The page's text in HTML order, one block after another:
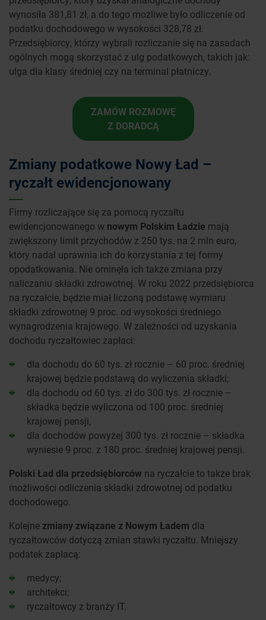
wynosiła 381,81 zł, a do tego możliwe było odliczenie od
podatku dochodowego w wysokości 328,78 zł.
Przedsiębiorcy, którzy wybrali rozliczanie się na zasadach
ogólnych mogą skorzystać z ulg podatkowych, takich jak:
ulga dla klasy średniej czy na terminal płatniczy.
ZAMÓW ROZMOWĘ
Z DORADCĄ
Zmiany podatkowe Nowy Ład –
ryczałt ewidencjonowany
Firmy rozliczające się za pomocą ryczałtu
ewidencjonowanego w nowym Polskim Ładzie mają
zwiększony limit przychodów z 250 tys. na 2 mln euro,
który nadal uprawnia ich do korzystania z tej formy
opodatkowania. Nie ominęła ich także zmiana przy
naliczaniu składki zdrowotnej. W roku 2022 przedsiębiorca
na ryczałcie, będzie miał liczoną podstawę wymiaru
składki zdrowotnej 9 proc. od wysokości średniego
wynagrodzenia krajowego. W zależności od uzyskania
dochodu ryczałtowiec zapłaci:
dla dochodu do 60 tys. zł rocznie – 60 proc. średniej
krajowej będzie podstawą do wyliczenia składki;
dla dochodu od 60 tys. zł do 300 tys. zł rocznie –
składka będzie wyliczona od 100 proc. średniej
krajowej pensji,
dla dochodów powyżej 300 tys. zł rocznie – składka
wyniesie 9 proc. z 180 proc. średniej krajowej pensji.
Polski Ład dla przedsiębiorców na ryczałcie to także brak
możliwości odliczenia składki zdrowotnej od podatku
dochodowego.
Kolejne zmiany związane z Nowym Ładem dla
ryczałtowców dotyczą zmian stawki ryczałtu. Mniejszy
podatek zapłacą:
medycy;
architekci;
ryczałtowcy z branży IT.